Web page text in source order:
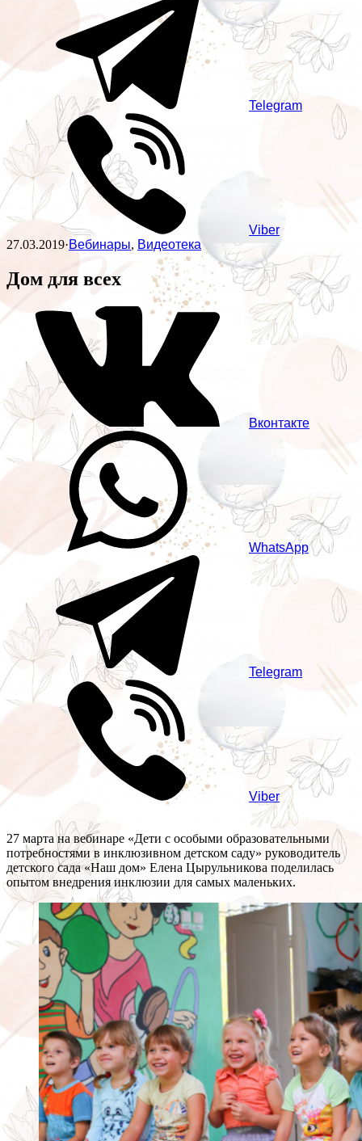
Telegram
Viber
27.03.2019·Вебинары, Видеотека
Дом для всех
Вконтакте
WhatsApp
Telegram
Viber
27 марта на вебинаре «Дети с особыми образовательными
потребностями в инклюзивном детском саду» руководитель
детского сада «Наш дом» Елена Цырульникова поделилась
опытом внедрения инклюзии для самых маленьких.